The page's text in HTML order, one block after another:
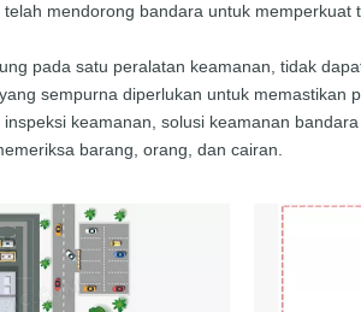
mendorong bandara untuk
pada satu peralatan keamanan, tidak
sempurna diperlukan untuk memastikan
keamanan, solusi keamanan
barang, orang, dan cairan.